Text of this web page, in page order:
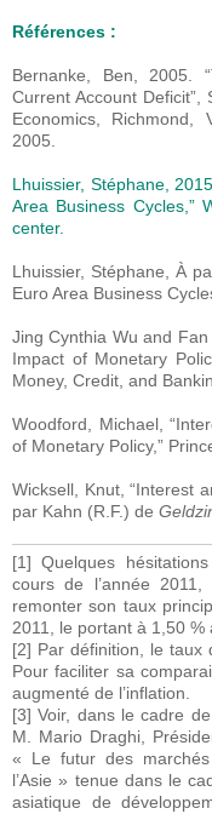
Références :
Bernanke, Ben, 2005.
Current Account Deficit”,
Economics, Richmond,
2005.
Lhuissier, Stéphane,
Area Business Cycles,”
center.
Lhuissier, Stéphane, À
Euro Area Business
Jing Cynthia Wu and
Impact of Monetary
Money, Credit, and
Woodford, Michael,
of Monetary Policy,”
Wicksell, Knut, “Interest
par Kahn (R.F.) de
[1] Quelques
cours de l’année
remonter son taux
2011, le portant à 1,50
[2] Par définition, le taux
Pour faciliter sa
augmenté de l’inflation.
[3] Voir, dans le cadre
M. Mario Draghi,
« Le futur des
l’Asie » tenue dans le
asiatique de